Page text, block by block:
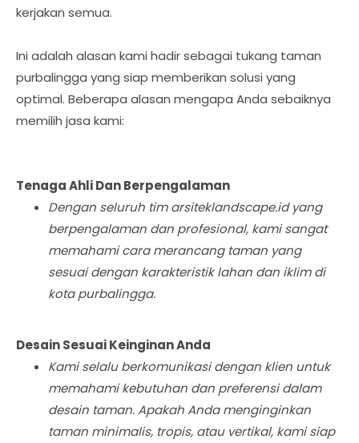
kerjakan semua.
Ini adalah alasan kami hadir sebagai tukang taman
purbalingga yang siap memberikan solusi yang
optimal. Beberapa alasan mengapa Anda sebaiknya
memilih jasa kami:
Tenaga Ahli Dan Berpengalaman
Dengan seluruh tim arsiteklandscape.id yang
berpengalaman dan profesional, kami sangat
memahami cara merancang taman yang
sesuai dengan karakteristik lahan dan iklim di
kota purbalingga.
Desain Sesuai Keinginan Anda
Kami selalu berkomunikasi dengan klien untuk
memahami kebutuhan dan preferensi dalam
desain taman. Apakah Anda menginginkan
taman minimalis, tropis, atau vertikal, kami siap